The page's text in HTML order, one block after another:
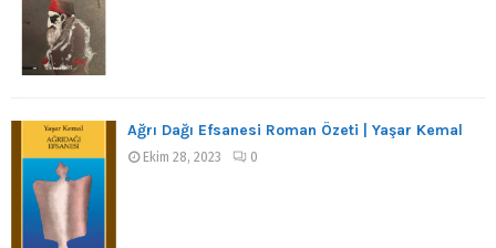
Ağrı Dağı Efsanesi Roman Özeti | Yaşar Kemal
Ekim 28, 2023 0